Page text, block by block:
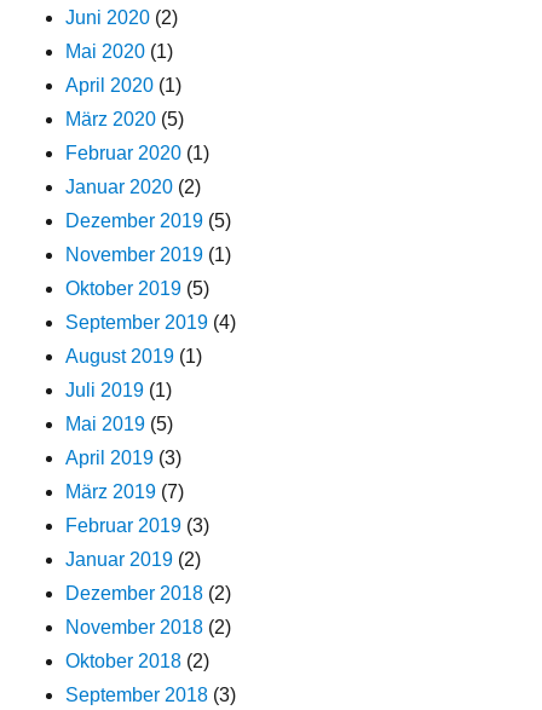
Juni 2020 (2)
Mai 2020 (1)
April 2020 (1)
März 2020 (5)
Februar 2020 (1)
Januar 2020 (2)
Dezember 2019 (5)
November 2019 (1)
Oktober 2019 (5)
September 2019 (4)
August 2019 (1)
Juli 2019 (1)
Mai 2019 (5)
April 2019 (3)
März 2019 (7)
Februar 2019 (3)
Januar 2019 (2)
Dezember 2018 (2)
November 2018 (2)
Oktober 2018 (2)
September 2018 (3)